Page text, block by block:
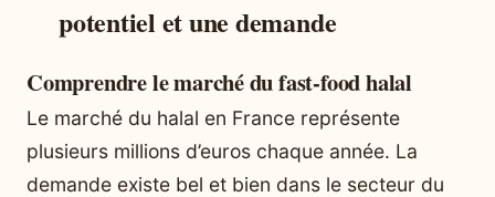
potentiel et une demande
Comprendre le marché du fast-food halal
Le marché du halal en France représente
plusieurs millions d’euros chaque année. La
demande existe bel et bien dans le secteur du